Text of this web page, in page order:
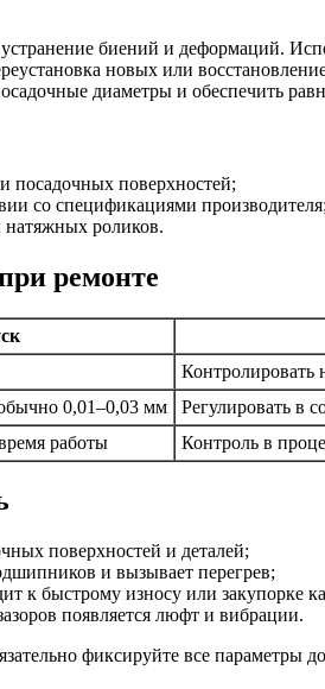
устранение биений и деформаций.
новых или
диаметры и обеспечить
посадочных поверхностей;
со спецификациями производителя;
натяжных роликов.
ремонте
Контролировать
0,01–0,03 мм
Регулировать в
работы Контроль в
поверхностей и деталей;
и вызывает перегрев;
к быстрому износу или закупорке
появляется люфт и вибрации.
фиксируйте все параметры